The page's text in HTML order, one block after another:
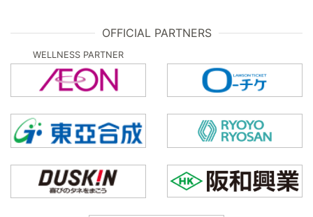
OFFICIAL PARTNERS
WELLNESS PARTNER